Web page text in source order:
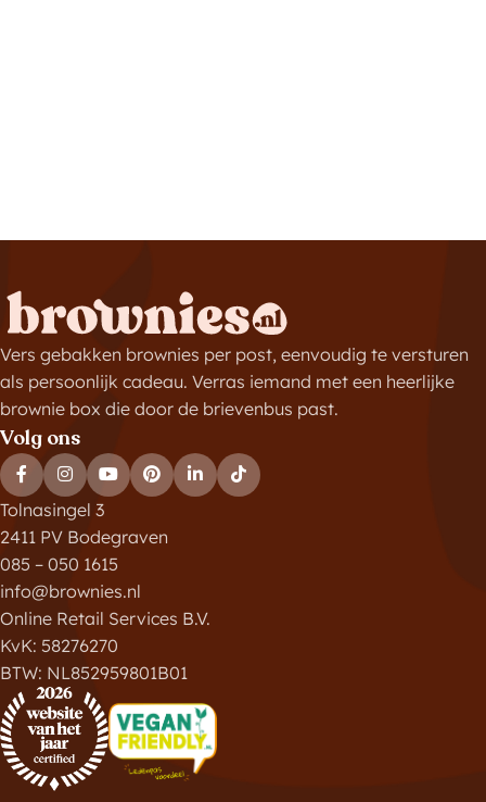
Vers gebakken brownies per post, eenvoudig te versturen
als persoonlijk cadeau. Verras iemand met een heerlijke
brownie box die door de brievenbus past.
Volg ons
Tolnasingel 3
2411 PV Bodegraven
085 – 050 1615
info@brownies.nl
Online Retail Services B.V.
KvK: 58276270
BTW: NL852959801B01